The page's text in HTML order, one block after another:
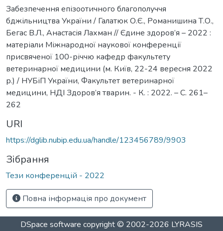
Забезпечення епізоотичного благополуччя
бджільництва України / Галатюк О.Є., Романишина Т.О.,
Бегас В.Л., Анастасія Лахман // Єдине здоров’я – 2022 :
матеріали Міжнародної наукової конференції
присвяченої 100-річчю кафедр факультету
ветеринарної медицини (м. Київ, 22-24 вересня 2022
р.) / НУБіП України, Факультет ветеринарної
медицини, НДІ Здоров’я тварин. - К. : 2022. – С. 261–
262
URI
https://dglib.nubip.edu.ua/handle/123456789/9903
Зібрання
Тези конференцій - 2022
Повна інформація про документ
DSpace software copyright © 2002-2026 LYRASIS